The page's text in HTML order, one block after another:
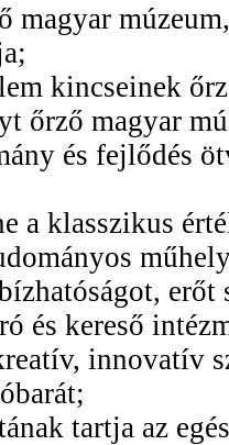
magyar
kincseinek
őrző magyar
és fejlődés
a klasszikus
erőt
és kereső
innovatív
tartja az